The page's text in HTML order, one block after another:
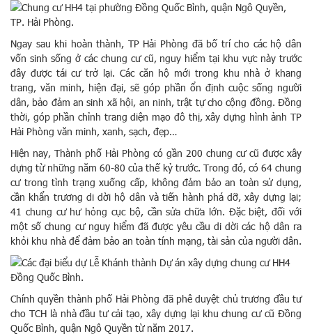
Ngay sau khi hoàn thành, TP Hải Phòng đã bố trí cho các hộ dân
vốn sinh sống ở các chung cư cũ, nguy hiểm tại khu vực này trước
đây được tái cư trở lại. Các căn hộ mới trong khu nhà ở khang
trang, văn minh, hiện đại, sẽ góp phần ổn định cuộc sống người
dân, bảo đảm an sinh xã hội, an ninh, trật tự cho cộng đồng. Đồng
thời, góp phần chỉnh trang diện mạo đô thị, xây dựng hình ảnh TP
Hải Phòng văn minh, xanh, sạch, đẹp…
Hiện nay, Thành phố Hải Phòng có gần 200 chung cư cũ được xây
dựng từ những năm 60-80 của thế kỷ trước. Trong đó, có 64 chung
cư trong tình trạng xuống cấp, không đảm bảo an toàn sử dụng,
cần khẩn trương di dời hộ dân và tiến hành phá dỡ, xây dựng lại;
41 chung cư hư hỏng cục bộ, cần sửa chữa lớn. Đặc biệt, đối với
một số chung cư nguy hiểm đã được yêu cầu di dời các hộ dân ra
khỏi khu nhà để đảm bảo an toàn tính mạng, tài sản của người dân.
Chính quyền thành phố Hải Phòng đã phê duyệt chủ trương đầu tư
cho TCH là nhà đầu tư cải tạo, xây dựng lại khu chung cư cũ Đồng
Quốc Bình, quận Ngô Quyền từ năm 2017.